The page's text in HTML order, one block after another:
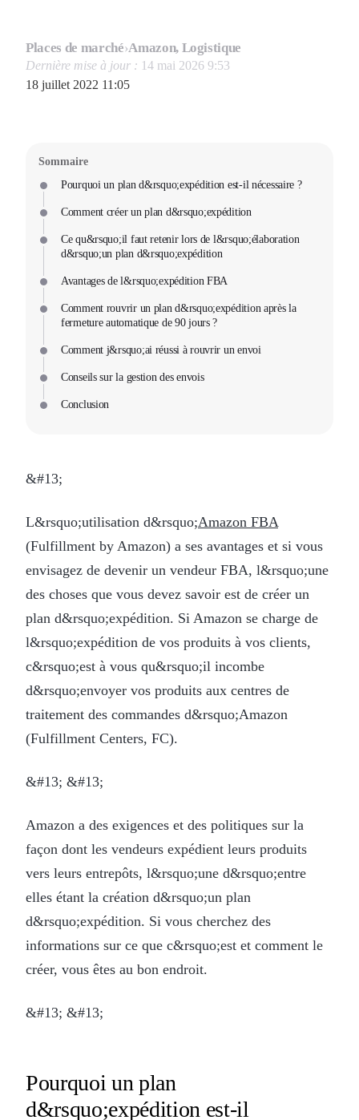
Places de marché›Amazon, Logistique
Dernière mise à jour : 14 mai 2026 9:53
18 juillet 2022 11:05
Sommaire
Pourquoi un plan d&rsquo;expédition est-il nécessaire ?
Comment créer un plan d&rsquo;expédition
Ce qu&rsquo;il faut retenir lors de l&rsquo;élaboration
d&rsquo;un plan d&rsquo;expédition
Avantages de l&rsquo;expédition FBA
Comment rouvrir un plan d&rsquo;expédition après la
fermeture automatique de 90 jours ?
Comment j&rsquo;ai réussi à rouvrir un envoi
Conseils sur la gestion des envois
Conclusion
&#13;
L&rsquo;utilisation d&rsquo;Amazon FBA
(Fulfillment by Amazon) a ses avantages et si vous
envisagez de devenir un vendeur FBA, l&rsquo;une
des choses que vous devez savoir est de créer un
plan d&rsquo;expédition. Si Amazon se charge de
l&rsquo;expédition de vos produits à vos clients,
c&rsquo;est à vous qu&rsquo;il incombe
d&rsquo;envoyer vos produits aux centres de
traitement des commandes d&rsquo;Amazon
(Fulfillment Centers, FC).
&#13; &#13;
Amazon a des exigences et des politiques sur la
façon dont les vendeurs expédient leurs produits
vers leurs entrepôts, l&rsquo;une d&rsquo;entre
elles étant la création d&rsquo;un plan
d&rsquo;expédition. Si vous cherchez des
informations sur ce que c&rsquo;est et comment le
créer, vous êtes au bon endroit.
&#13; &#13;
Pourquoi un plan
d&rsquo;expédition est-il